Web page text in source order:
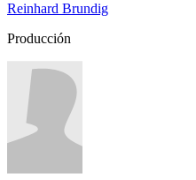
Reinhard Brundig
Producción